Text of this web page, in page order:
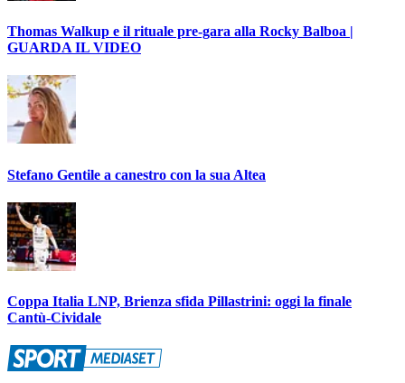
Thomas Walkup e il rituale pre-gara alla Rocky Balboa |
GUARDA IL VIDEO
Stefano Gentile a canestro con la sua Altea
Coppa Italia LNP, Brienza sfida Pillastrini: oggi la finale
Cantù-Cividale